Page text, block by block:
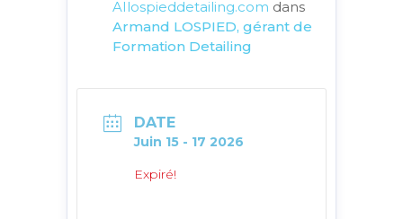
AIlospieddetailing.com dans
Armand LOSPIED, gérant de
Formation Detailing
DATE
Juin 15 - 17 2026
Expiré!